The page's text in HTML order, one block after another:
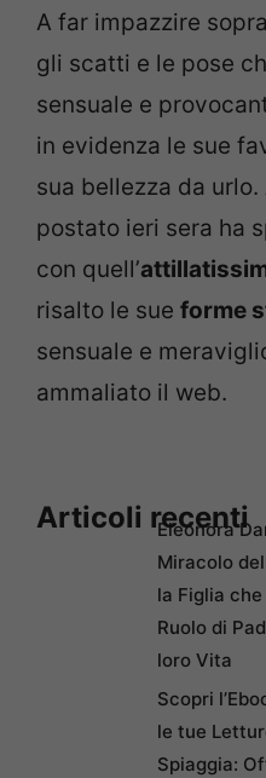
A far impazzire
gli scatti e le pose
sensuale e
in evidenza le sue
sua bellezza da
postato ieri sera ha
con quell’
risalto le sue forme
sensuale e
ammaliato il web.
Articoli recenti
Eleonora
Miracolo
la Figlia
Ruolo di
loro Vita
Scopri
le tue
Spiaggia: